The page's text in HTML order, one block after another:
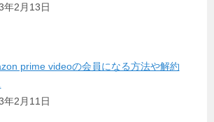
年2月13日
prime videoの会員になる方法や解約
年2月11日